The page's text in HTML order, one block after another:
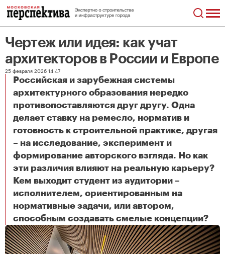
Чертеж или идея: как учат
архитекторов в России и Европе
25 февраля 2026 14:47
Российская и зарубежная системы
архитектурного образования нередко
противопоставляются друг другу. Одна
делает ставку на ремесло, норматив и
готовность к строительной практике, другая
– на исследование, эксперимент и
формирование авторского взгляда. Но как
эти различия влияют на реальную карьеру?
Кем выходит студент из аудитории –
исполнителем, ориентированным на
нормативные задачи, или автором,
способным создавать смелые концепции?
Чертеж или идея: как учат архитекторов в России и Европе